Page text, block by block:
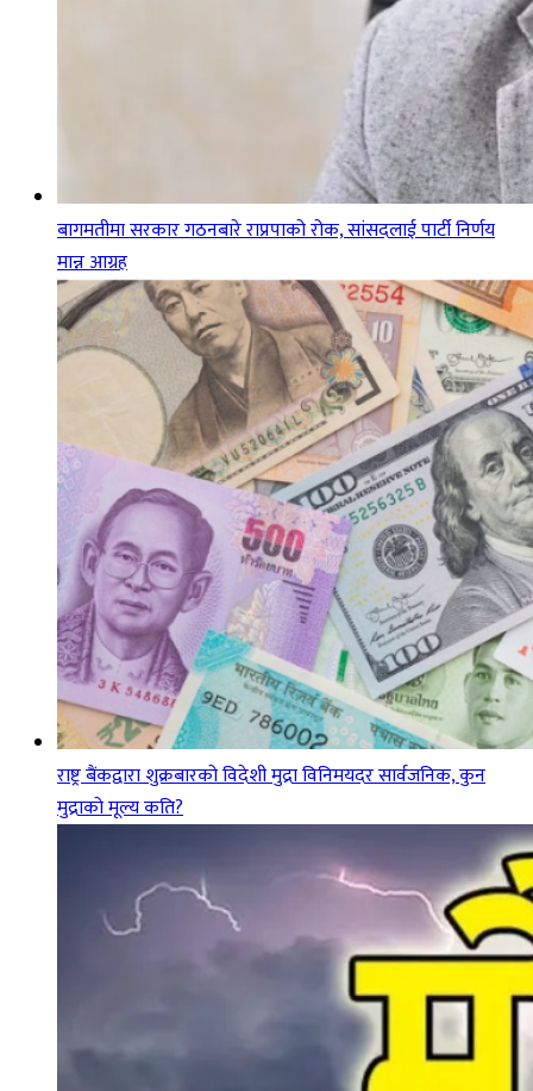
बागमतीमा सरकार गठनबारे राप्रपाको रोक, सांसदलाई पार्टी निर्णय
मान्न आग्रह
राष्ट्र बैंकद्वारा शुक्रबारको विदेशी मुद्रा विनिमयदर सार्वजनिक, कुन
मुद्राको मूल्य कति?